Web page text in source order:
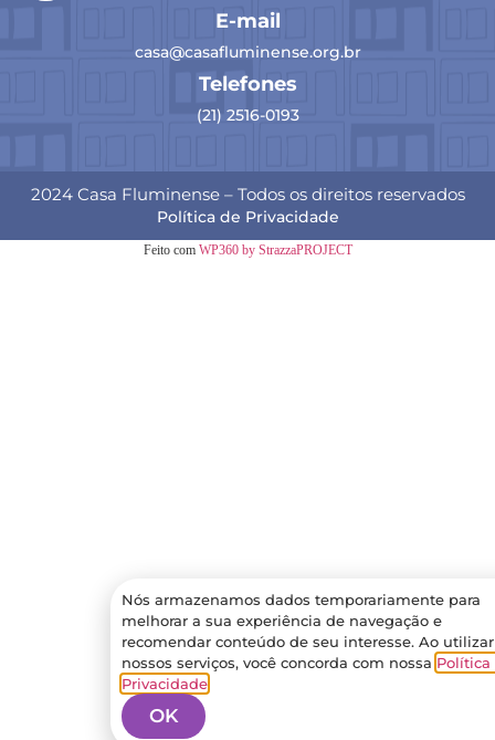
E-mail
casa@casafluminense.org.br
Telefones
(21) 2516-0193
2024 Casa Fluminense – Todos os direitos reservados
Política de Privacidade
Feito com WP360 by StrazzaPROJECT
Nós armazenamos dados temporariamente para
melhorar a sua experiência de navegação e
recomendar conteúdo de seu interesse. Ao utilizar
nossos serviços, você concorda com nossa Política
Privacidade.
OK